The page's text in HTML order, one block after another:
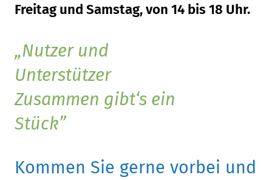
Freitag und Samstag, von 14 bis 18 Uhr.
Nutzer und
Unterstützer
Zusammen gibt‘s ein
Stück
Kommen Sie gerne vorbei und